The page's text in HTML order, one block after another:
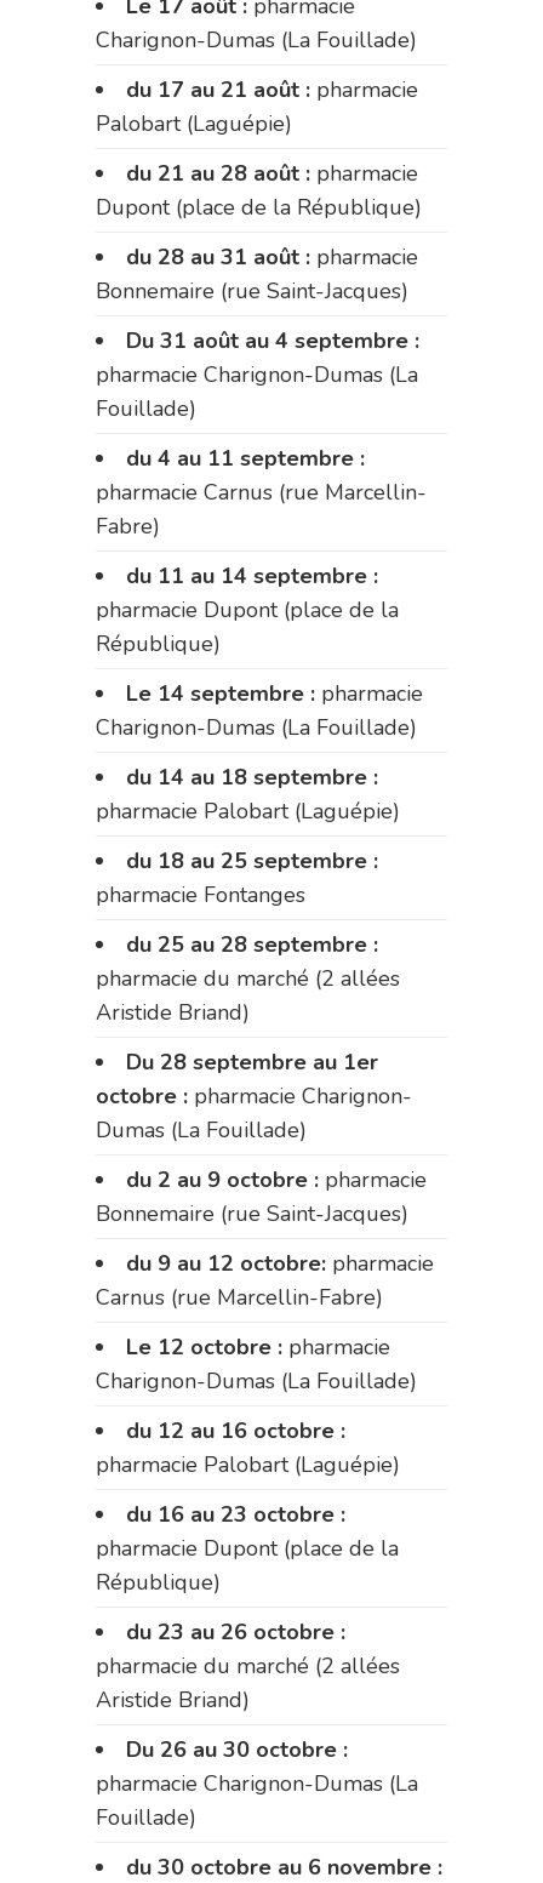
Charignon-Dumas (La Fouillade)
du 17 au 21 août : pharmacie
Palobart (Laguépie)
du 21 au 28 août : pharmacie
Dupont (place de la République)
du 28 au 31 août : pharmacie
Bonnemaire (rue Saint-Jacques)
Du 31 août au 4 septembre :
pharmacie Charignon-Dumas (La
Fouillade)
du 4 au 11 septembre :
pharmacie Carnus (rue Marcellin-
Fabre)
du 11 au 14 septembre :
pharmacie Dupont (place de la
République)
Le 14 septembre : pharmacie
Charignon-Dumas (La Fouillade)
du 14 au 18 septembre :
pharmacie Palobart (Laguépie)
du 18 au 25 septembre :
pharmacie Fontanges
du 25 au 28 septembre :
pharmacie du marché (2 allées
Aristide Briand)
Du 28 septembre au 1er
octobre : pharmacie Charignon-
Dumas (La Fouillade)
du 2 au 9 octobre : pharmacie
Bonnemaire (rue Saint-Jacques)
du 9 au 12 octobre: pharmacie
Carnus (rue Marcellin-Fabre)
Le 12 octobre : pharmacie
Charignon-Dumas (La Fouillade)
du 12 au 16 octobre :
pharmacie Palobart (Laguépie)
du 16 au 23 octobre :
pharmacie Dupont (place de la
République)
du 23 au 26 octobre :
pharmacie du marché (2 allées
Aristide Briand)
Du 26 au 30 octobre :
pharmacie Charignon-Dumas (La
Fouillade)
du 30 octobre au 6 novembre :